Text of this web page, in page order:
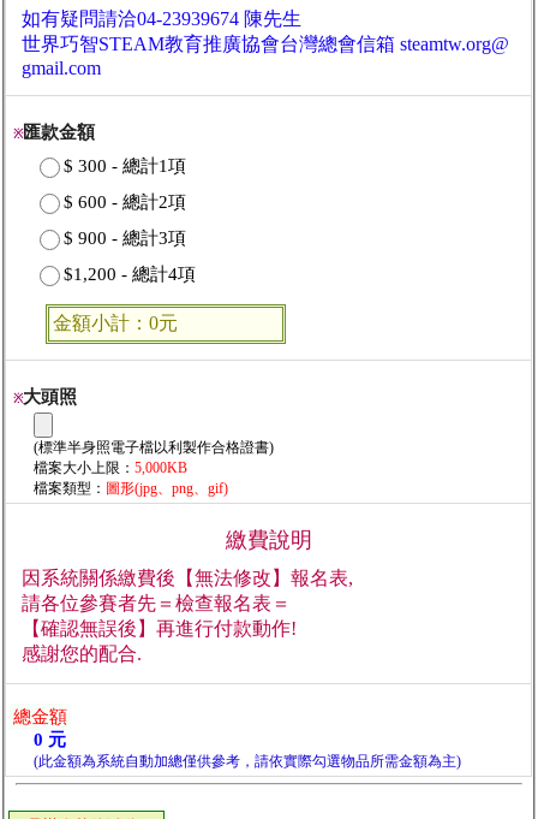
如有疑問請洽04-23939674 陳先生
世界巧智STEAM教育推廣協會台灣總會信箱 steamtw.org@
gmail.com
※匯款金額
$ 300 - 總計1項
$ 600 - 總計2項
$ 900 - 總計3項
$1,200 - 總計4項
金額小計：0元
※大頭照
(標準半身照電子檔以利製作合格證書)
檔案大小上限：5,000KB
檔案類型： 圖形(jpg、png、gif)
繳費說明
因系統關係繳費後【無法修改】報名表,
請各位參賽者先＝檢查報名表＝
【確認無誤後】再進行付款動作!
感謝您的配合.
總金額
0 元
(此金額為系統自動加總僅供參考，請依實際勾選物品所需金額為主)